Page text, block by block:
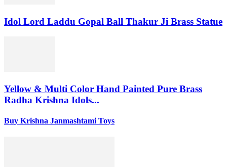
Idol Lord Laddu Gopal Ball Thakur Ji Brass Statue
Yellow & Multi Color Hand Painted Pure Brass
Radha Krishna Idols...
Buy Krishna Janmashtami Toys